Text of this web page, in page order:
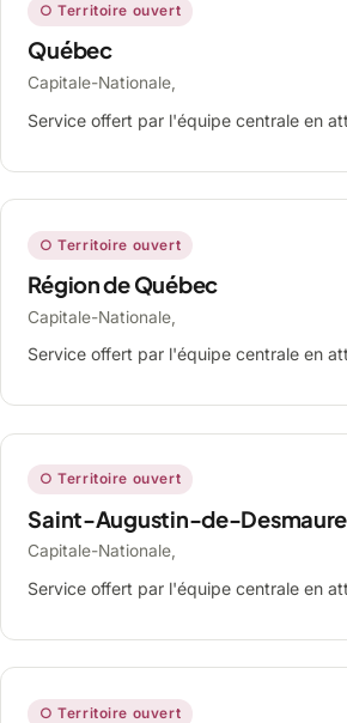
○ Territoire ouvert
Québec
Capitale-Nationale,
Service offert par l'équipe centrale en
○ Territoire ouvert
Région de Québec
Capitale-Nationale,
Service offert par l'équipe centrale en
○ Territoire ouvert
Saint-Augustin-de-
Capitale-Nationale,
Service offert par l'équipe centrale en
○ Territoire ouvert